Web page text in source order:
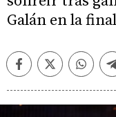
Galán en la
FacebookTwitter